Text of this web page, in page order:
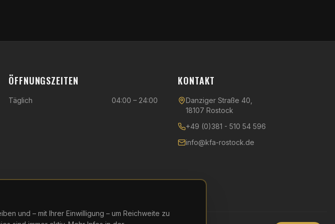
ÖFFNUNGSZEITEN
Täglich 04:00 – 24:00
KONTAKT
Danziger Straße 40,
18107 Rostock
+49 (0)381 - 510 54 596
info@kfa-rostock.de
und – mit Ihrer Einwilligung – um Reichweite zu